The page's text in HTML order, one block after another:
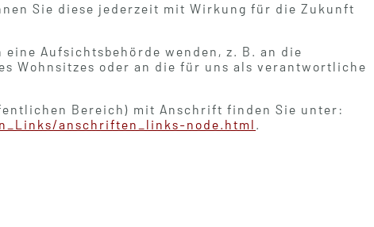
Sie diese jederzeit mit Wirkung für die Zukunft
Aufsichtsbehörde wenden, z. B. an die
Wohnsitzes oder an die für uns als verantwortliche
Bereich) mit Anschrift finden Sie unter:
anschriften_links-node.html .